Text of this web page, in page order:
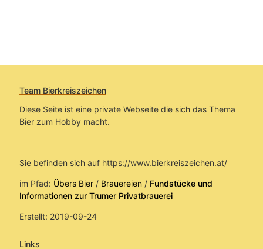
Team Bierkreiszeichen
Diese Seite ist eine private Webseite die sich das Thema
Bier zum Hobby macht.
Sie befinden sich auf https://www.bierkreiszeichen.at/
im Pfad: Übers Bier/ Brauereien/ Fundstücke und
Informationen zur Trumer Privatbrauerei
Erstellt: 2019-09-24
Links